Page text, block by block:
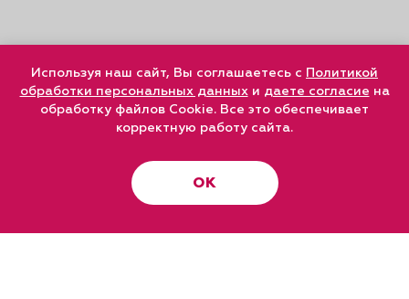
Используя наш сайт, Вы соглашаетесь с Политикой
обработки персональных данныхи даете согласие на
обработку файлов Cookie. Все это обеспечивает
корректную работу сайта.
ОК